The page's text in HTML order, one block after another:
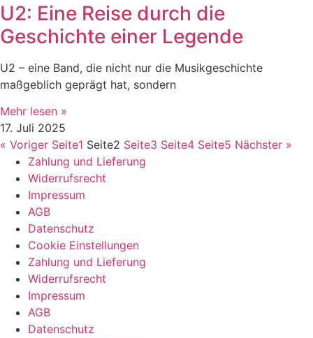
U2: Eine Reise durch die
Geschichte einer Legende
U2 – eine Band, die nicht nur die Musikgeschichte
maßgeblich geprägt hat, sondern
Mehr lesen »
17. Juli 2025
« Voriger Seite1 Seite2 Seite3 Seite4 Seite5 Nächster »
Zahlung und Lieferung
Widerrufsrecht
Impressum
AGB
Datenschutz
Cookie Einstellungen
Zahlung und Lieferung
Widerrufsrecht
Impressum
AGB
Datenschutz